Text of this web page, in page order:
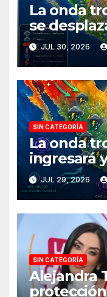
La onda
se
de
país
JUL 30, 2026
SIN CATEGORÍA
La onda
ingresará
México
JUL 29, 2026
SIN CATEGORÍA
Alejandra